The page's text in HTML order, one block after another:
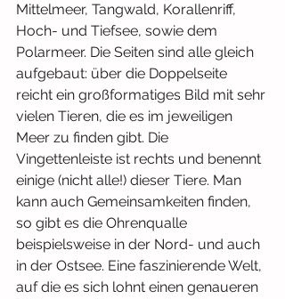
Mittelmeer, Tangwald, Korallenriff,
Hoch- und Tiefsee, sowie dem
Polarmeer. Die Seiten sind alle gleich
aufgebaut: über die Doppelseite
reicht ein großformatiges Bild mit sehr
vielen Tieren, die es im jeweiligen
Meer zu finden gibt. Die
Vingettenleiste ist rechts und benennt
einige (nicht alle!) dieser Tiere. Man
kann auch Gemeinsamkeiten finden,
so gibt es die Ohrenqualle
beispielsweise in der Nord- und auch
in der Ostsee. Eine faszinierende Welt,
auf die es sich lohnt einen genaueren